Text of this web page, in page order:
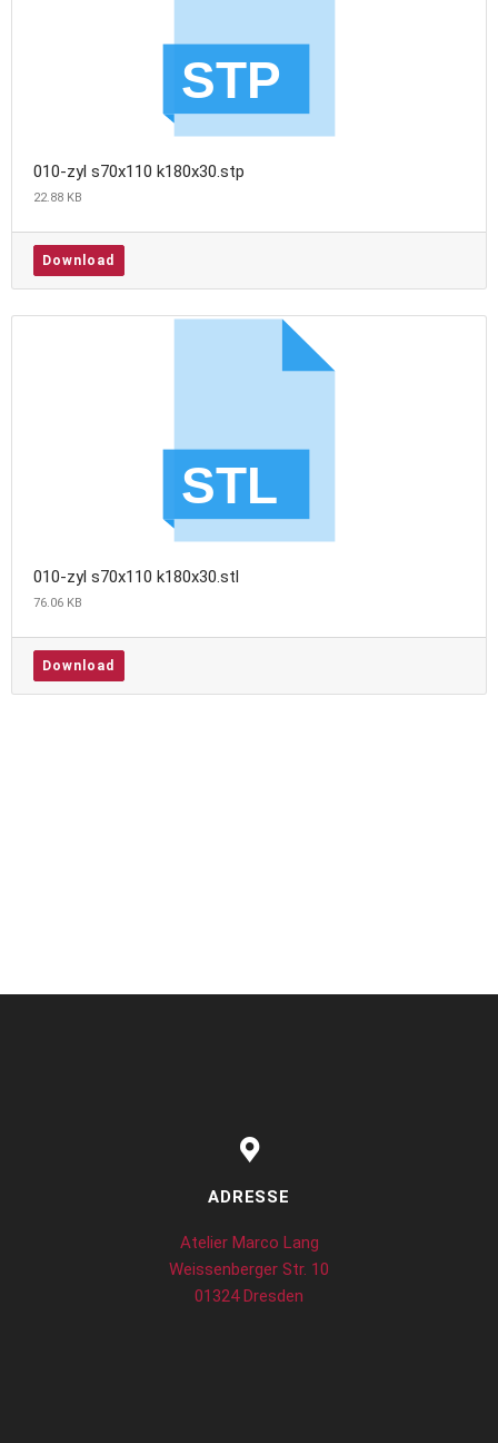
010-zyl s70x110 k180x30.stp
22.88 KB
Download
010-zyl s70x110 k180x30.stl
76.06 KB
Download
ADRESSE
Atelier Marco Lang
Weissenberger Str. 10
01324 Dresden